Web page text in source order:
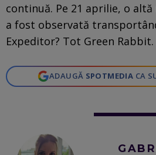
continuă. Pe 21 aprilie, o altă
a fost observată
Expeditor? Tot Green Rabbit.
ADAUGĂ SPOTMEDIA CA